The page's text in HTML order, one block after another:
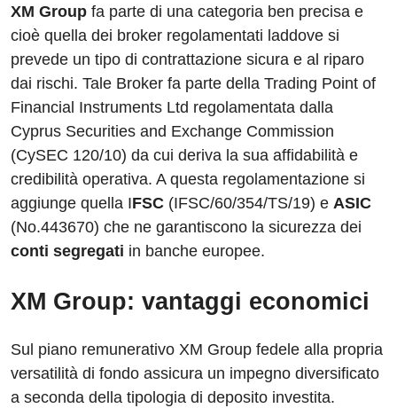
XM Group fa parte di una categoria ben precisa e
cioè quella dei broker regolamentati laddove si
prevede un tipo di contrattazione sicura e al riparo
dai rischi. Tale Broker fa parte della Trading Point of
Financial Instruments Ltd regolamentata dalla
Cyprus Securities and Exchange Commission
(CySEC 120/10) da cui deriva la sua affidabilità e
credibilità operativa. A questa regolamentazione si
aggiunge quella IFSC (IFSC/60/354/TS/19) e ASIC
(No.443670) che ne garantiscono la sicurezza dei
conti segregati in banche europee.
XM Group: vantaggi economici
Sul piano remunerativo XM Group fedele alla propria
versatilità di fondo assicura un impegno diversificato
a seconda della tipologia di deposito investita.